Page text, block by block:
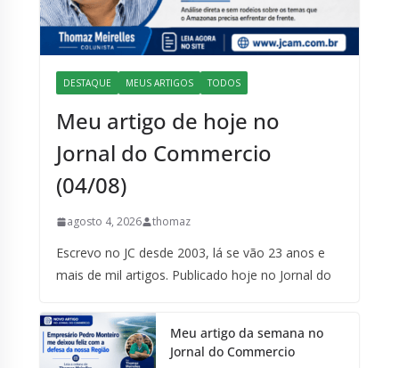
DESTAQUE MEUS ARTIGOS TODOS
Meu artigo de hoje no
Jornal do Commercio
(04/08)
agosto 4, 2026 thomaz
Escrevo no JC desde 2003, lá se vão 23 anos e
mais de mil artigos. Publicado hoje no Jornal do
Meu artigo da semana no
Jornal do Commercio